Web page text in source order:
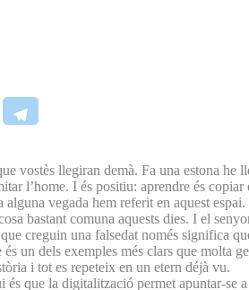
vostès llegiran demà. Fa una estona
l’home. I és positiu: aprendre és
alguna vegada hem referit en aquest
bastant comuna aquests dies. I el
creguin una falsedat només significa
un dels exemples més clars que molta
i tot es repeteix en un etern déjà vu.
que la digitalització permet apuntar-